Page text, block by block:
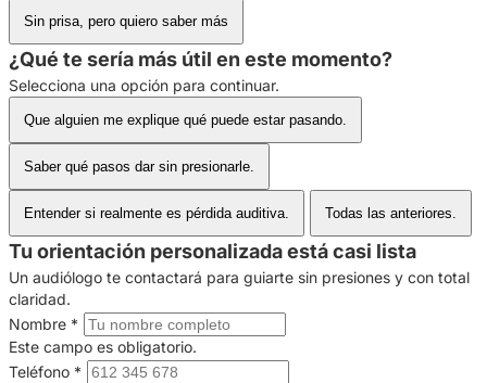
Sin prisa, pero quiero saber más
¿Qué te sería más útil en este momento?
Selecciona una opción para continuar.
Que alguien me explique qué puede estar pasando.
Saber qué pasos dar sin presionarle.
Entender si realmente es pérdida auditiva. Todas las anteriores.
Tu orientación personalizada está casi lista
Un audiólogo te contactará para guiarte sin presiones y con total
claridad.
Nombre *
Este campo es obligatorio.
Teléfono *